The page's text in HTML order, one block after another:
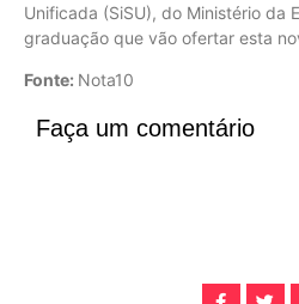
Unificada (SiSU), do Ministério da
graduação que vão ofertar esta
Fonte: Nota10
Faça um comentário